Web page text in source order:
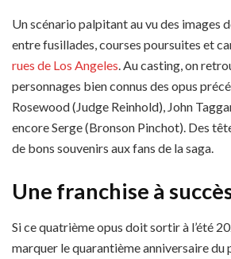
Un scénario palpitant au vu des images
entre fusillades, courses poursuites et
rues de Los Angeles. Au casting, on
personnages bien connus des opus
Rosewood (Judge Reinhold), John
encore Serge (Bronson Pinchot). Des
de bons souvenirs aux fans de la saga.
Une franchise à
Si ce quatrième opus doit sortir à l’été
marquer le quarantième anniversaire du